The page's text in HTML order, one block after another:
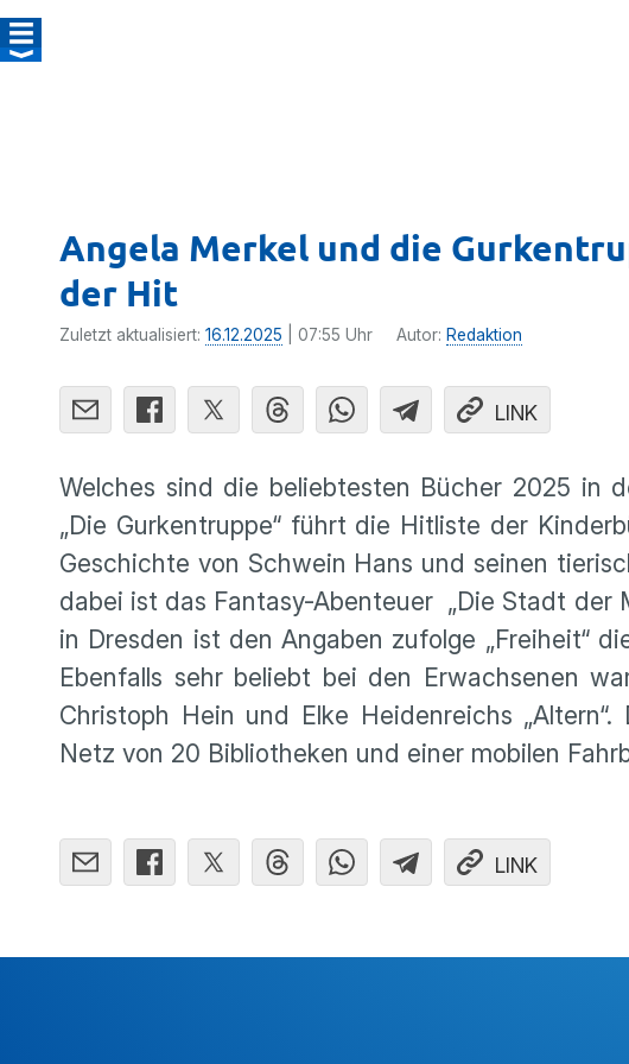
Angela Merkel und die
der Hit
Zuletzt aktualisiert: 16.12.2025 | 07:55 Uhr Autor: Redaktion
LINK
Welches sind die beliebtesten Bücher 2025 in
„Die Gurkentruppe“ führt die Hitliste der
Geschichte von Schwein Hans und seinen
dabei ist das Fantasy-Abenteuer „Die Stadt der
in Dresden ist den Angaben zufolge „Freiheit“
Ebenfalls sehr beliebt bei den Erwachsenen
Christoph Hein und Elke Heidenreichs
Netz von 20 Bibliotheken und einer mobilen
LINK